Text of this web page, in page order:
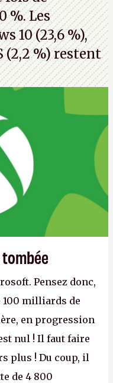
%. Les
10 (23,6 %),
(2,2 %) restent
Pensez donc,
100 milliards de
en progression
nul ! Il faut faire
plus ! Du coup, il
de 4 800